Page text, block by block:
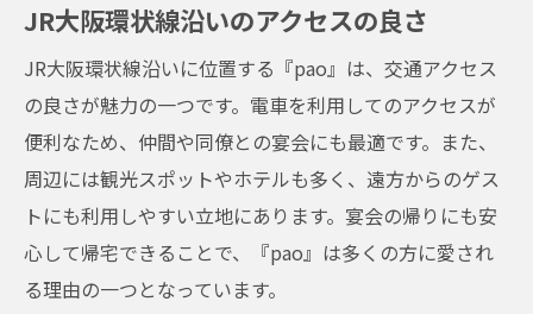
JR大阪環状線沿いのアクセスの良さ
JR大阪環状線沿いに位置する『pao』は、交通アクセス
の良さが魅力の一つです。電車を利用してのアクセスが
便利なため、仲間や同僚との宴会にも最適です。また、
周辺には観光スポットやホテルも多く、遠方からのゲス
トにも利用しやすい立地にあります。宴会の帰りにも安
心して帰宅できることで、『pao』は多くの方に愛され
る理由の一つとなっています。